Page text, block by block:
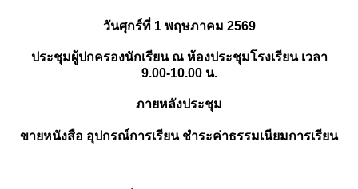
วันศุกร์ที่ 1 พฤษภาคม 2569
ประชุมผู้ปกครองนักเรียน ณ ห้องประชุมโรงเรียน เวลา
9.00-10.00 น.
ภายหลังประชุม
ขายหนังสือ อุปกรณ์การเรียน ชำระค่าธรรมเนียมการเรียน